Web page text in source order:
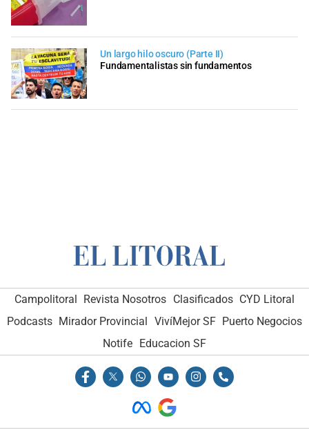
Un largo hilo oscuro (Parte II)
Fundamentalistas sin fundamentos
Campolitoral Revista Nosotros Clasificados CYD Litoral
Podcasts Mirador Provincial VivíMejor SF Puerto Negocios
Notife Educacion SF